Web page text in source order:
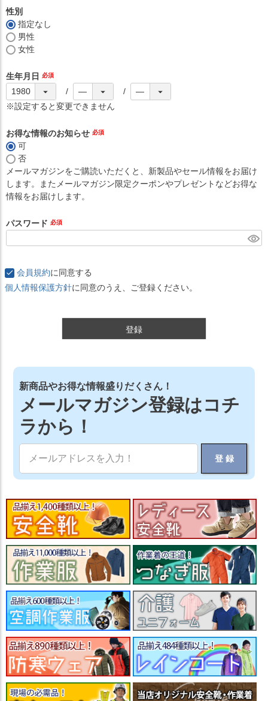
性別
指定なし
男性
女性
生年月日
(必
須)
※設定すると変更できません
お得な情報のお知らせ
可
否
メールマガジンをご購読いただくと、新製品やセール情報をお届け
します。またメールマガジン限定クーポンやプレゼントなどお得な
情報をお届けします。
パスワード
(必
須)
会員規約に同意する
個人情報保護方針に同意のうえ、ご登録ください。
登録
新商品やお得な情報盛りだくさん！
メールマガジン登録はコチ
ラから！